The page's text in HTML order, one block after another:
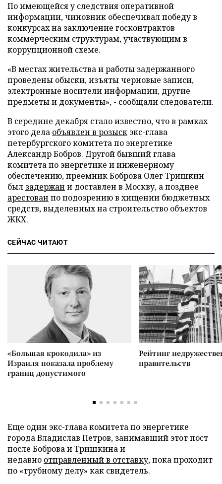
По имеющейся у следствия оперативной
информации, чиновник обеспечивал победу в
конкурсах на заключение госконтрактов
коммерческим структурам, участвующим в
коррупционной схеме.
«В местах жительства и работы задержанного
проведены обыски, изъяты черновые записи,
электронные носители информации, другие
предметы и документы», - сообщали следователи.
В середине декабря стало известно, что в рамках
этого дела объявлен в розыск экс-глава
петербургского комитета по энергетике
Александр Бобров. Другой бывший глава
комитета по энергетике и инженерному
обеспечению, преемник Боброва Олег Тришкин
был задержан и доставлен в Москву, а позднее
арестован по подозрению в хищении бюджетных
средств, выделенных на строительство объектов
ЖКХ.
СЕЙЧАС ЧИТАЮТ
«Большая крокодила» из
Израиля показала проблему
границ допустимого
Рейтинг
правительств
Еще один экс-глава комитета по энергетике
города Владислав Петров, занимавший этот пост
после Боброва и Тришкина и
недавно отправленный в отставку, пока проходит
по «трубному делу» как свидетель.